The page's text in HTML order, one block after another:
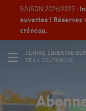
SAISON 2026/2027 :
ouvertes ! Réservez
créneau.
CENTRE ÉQUESTRE
DE LA COURNEUVE